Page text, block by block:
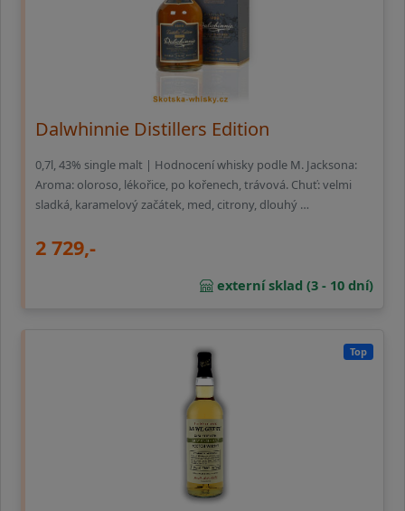
Dalwhinnie Distillers Edition
0,7l, 43% single malt | Hodnocení whisky podle M. Jacksona:
Aroma: oloroso, lékořice, po kořenech, trávová. Chuť: velmi
sladká, karamelový začátek, med, citrony, dlouhý …
2 729,-
externí sklad (3 - 10 dní)
Top